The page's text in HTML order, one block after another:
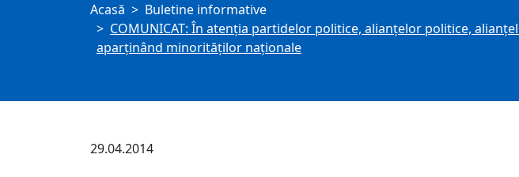
Acasă
Buletine informative
COMUNICAT: În atenția partidelor politice, alianțelor politice,
aparținând minorităților naționale
29.04.2014